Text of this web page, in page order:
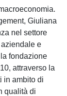
Giuliana
nel settore
e
fondazione
attraverso la
in ambito di
qualità di